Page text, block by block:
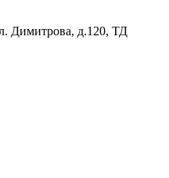
Димитрова, д.120, ТД